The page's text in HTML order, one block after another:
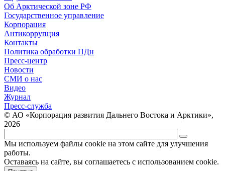
Об Арктической зоне РФ
Государственное управление
Корпорация
Антикоррупция
Контакты
Политика обработки ПДн
Пресс-центр
Новости
СМИ о нас
Видео
Журнал
Пресс-служба
© АО «Корпорация развития Дальнего Востока и Арктики»,
2026
Мы используем файлы cookie на этом сайте для улучшения
работы.
Оставаясь на сайте, вы соглашаетесь с использованием cookie.